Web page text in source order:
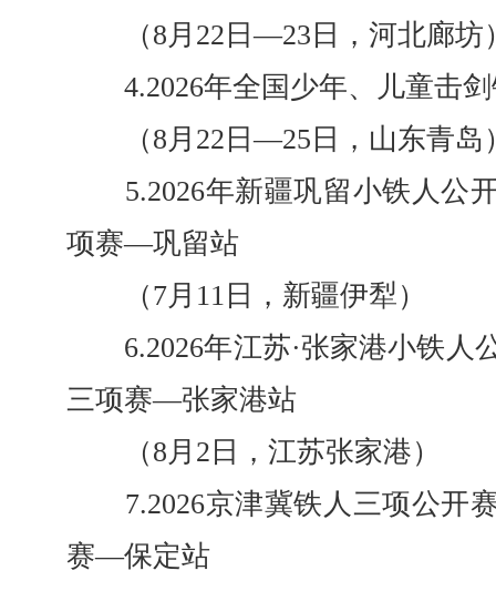
（8月22日—23日，河北廊坊
4.2026年全国少年、儿童击剑
（8月22日—25日，山东青岛
5.2026年新疆巩留小铁人公
项赛—巩留站
（7月11日，新疆伊犁）
6.2026年江苏·张家港小铁人
三项赛—张家港站
（8月2日，江苏张家港）
7.2026京津冀铁人三项公开
赛—保定站